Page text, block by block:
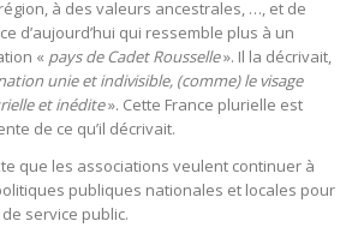
à des valeurs ancestrales, …, et de
d’aujourd’hui qui ressemble plus à un
« pays de Cadet Rousselle». Il la décrivait,
unie et indivisible, (comme) le visage
et inédite». Cette France plurielle est
de ce qu’il décrivait.
que les associations veulent continuer à
publiques nationales et locales pour
service public.